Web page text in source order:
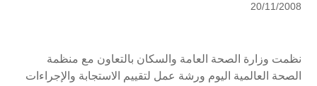
20/11/2008
نظمت وزارة الصحة العامة والسكان بالتعاون مع منظمة
الصحة العالمية اليوم ورشة عمل لتقييم الاستجابة والإجراءات